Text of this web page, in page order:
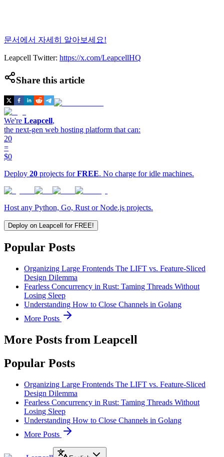
문서에서 자세히 알아보세요!
Leapcell Twitter: https://x.com/LeapcellHQ
Share this article
We're Leapcell,
the next-gen web hosting platform that can:
20
=
$0
Deploy 20 projects forFREE. No charge for idle machines.
Host any Python, Go, Rust or Node.js projects.
Deploy on Leapcell for FREE!
Popular Posts
Organizing Large Frontends The LIFT vs. Feature-Sliced
Design Dilemma
Fearless Concurrency in Rust: Taming Threads Without
Losing Sleep
Understanding How to Close Channels in Golang
More Posts
More Posts from Leapcell
Popular Posts
Organizing Large Frontends The LIFT vs. Feature-Sliced
Design Dilemma
Fearless Concurrency in Rust: Taming Threads Without
Losing Sleep
Understanding How to Close Channels in Golang
More Posts